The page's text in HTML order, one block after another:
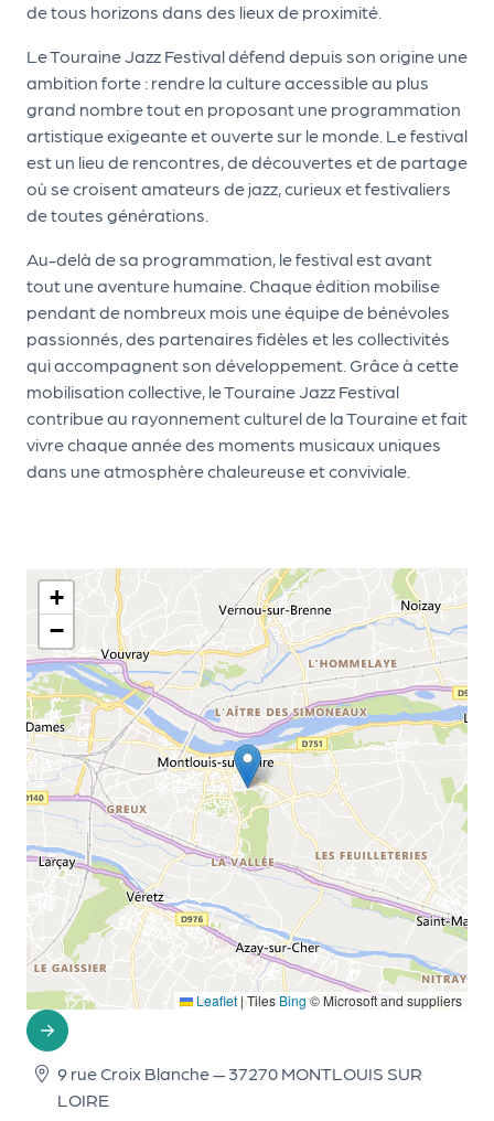
de tous horizons dans des lieux de proximité.
Le Touraine Jazz Festival défend depuis son origine une
ambition forte : rendre la culture accessible au plus
grand nombre tout en proposant une programmation
artistique exigeante et ouverte sur le monde. Le festival
est un lieu de rencontres, de découvertes et de partage
où se croisent amateurs de jazz, curieux et festivaliers
de toutes générations.
Au-delà de sa programmation, le festival est avant
tout une aventure humaine. Chaque édition mobilise
pendant de nombreux mois une équipe de bénévoles
passionnés, des partenaires fidèles et les collectivités
qui accompagnent son développement. Grâce à cette
mobilisation collective, le Touraine Jazz Festival
contribue au rayonnement culturel de la Touraine et fait
vivre chaque année des moments musicaux uniques
dans une atmosphère chaleureuse et conviviale.
+
−
Leaflet|Tiles Bing © Microsoft and suppliers
9 rue Croix Blanche — 37270 MONTLOUIS SUR
LOIRE
L
e
k
it
d
e
l'
o
r
g
a
n
i
s
e
u
r
P
r
o
p
o
s
e
r
n
é
è
n
e